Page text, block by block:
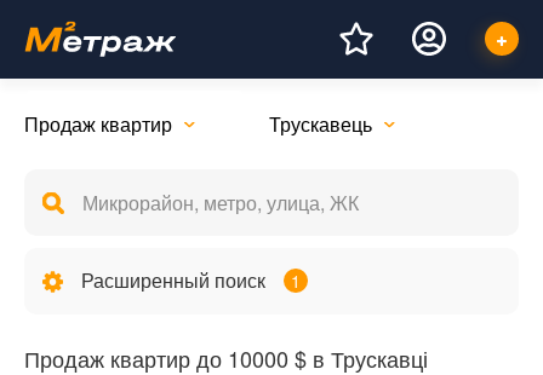
Продаж квартир Трускавець
Расширенный поиск 1
Продаж квартир до 10000 $ в Трускавці